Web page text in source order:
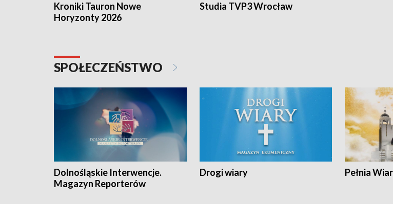
Kroniki Tauron Nowe
Horyzonty 2026
Studia TVP3 Wrocław
SPOŁECZEŃSTWO
Dolnośląskie Interwencje.
Magazyn Reporterów
Drogi wiary Pełnia